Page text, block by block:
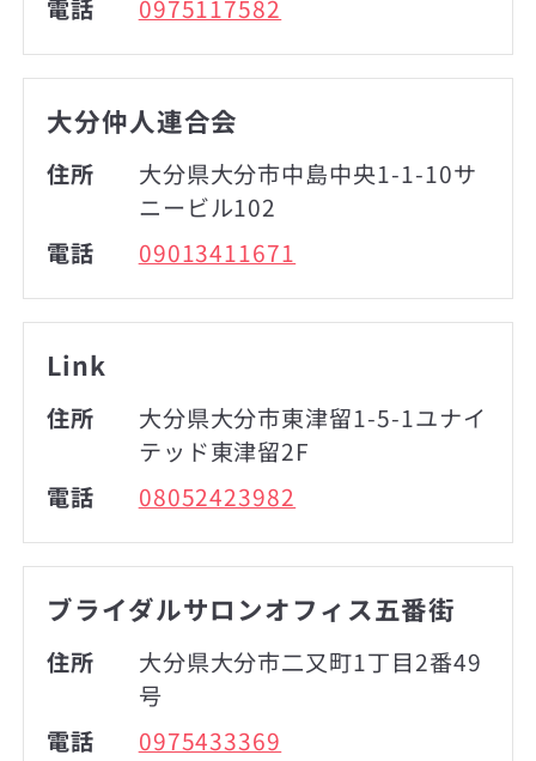
電話 0975117582
大分仲人連合会
住所
大分県大分市中島中央1-1-10サ
ニービル102
電話
09013411671
Link
住所
大分県大分市東津留1-5-1ユナイ
テッド東津留2F
電話
08052423982
ブライダルサロンオフィス五番街
住所
大分県大分市二又町1丁目2番49
号
電話
0975433369